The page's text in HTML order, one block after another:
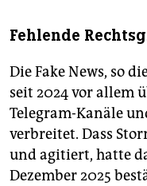
Fehlende
Die Fake News, so
seit 2024 vor allem
Telegram-Kanäle
verbreitet. Dass
und agitiert, hatte
Dezember 2025